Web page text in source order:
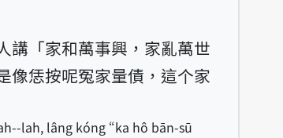
講「家和萬事興，家亂萬世
像恁按呢冤家量債，這个家
lah, lâng kóng “ka hô bān-sū